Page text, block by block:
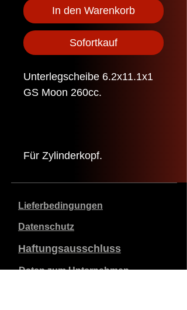
In den Warenkorb
Sofortkauf
Unterlegscheibe 6.2x11.1x1
GS Moon 260cc.
Für Zylinderkopf.
Lieferbedingungen
Datenschutz
Haftungsausschluss
Daten zum Unternehmen